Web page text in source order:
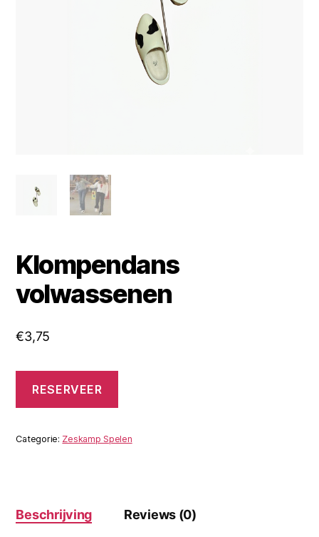
Klompendans
volwassenen
€3,75
volwassenen
quantity
RESERVEER
Categorie: Zeskamp Spelen
Beschrijving Reviews (0)